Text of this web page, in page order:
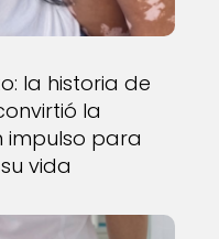
la historia de
la
impulso para
vida